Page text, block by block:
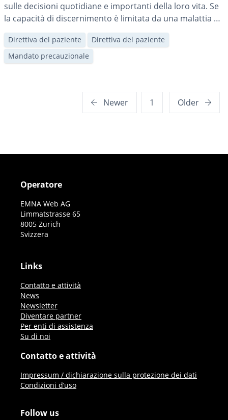
sulle decisioni quotidiane e importanti della loro vita. Se
la capacità di discernimento è limitata da una malattia o
da un’altra menomazione mentale, può essere
necessaria una rappresentanza.
Direttiva del paziente
Direttiva del paziente
Mandato precauzionale
Newer 1 Older
Operatore
EMNA Web AG
Limmatstrasse 65
8005 Zürich
Svizzera
Links
Contatto e attività
News
Newsletter
Diventare partner
Per enti di assistenza
Su di noi
Contatto e attività
Impressum / dichiarazione sulla protezione dei dati
Condizioni d’uso
Follow us